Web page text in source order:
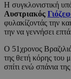
Η συγκλονιστική
Αυστριακός
φυλακίζοντάς την
την να γεννήσει
Ο 51χρονος
της θετή κόρης του
σπίτι ενώ σπάνια